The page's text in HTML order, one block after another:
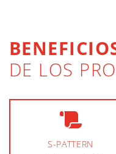
DE LOS
S-PATTERN